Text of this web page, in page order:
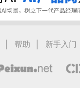
| 帮助 | 新手入门